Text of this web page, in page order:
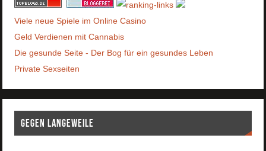
Viele neue Spiele im Online Casino
Geld Verdienen mit Cannabis
Die gesunde Seite - Der Bog für ein gesundes Leben
Private Sexseiten
Gegen Langeweile